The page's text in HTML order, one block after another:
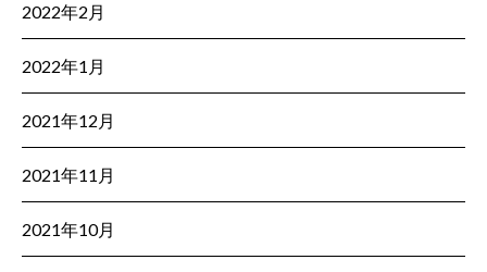
2022年2月
2022年1月
2021年12月
2021年11月
2021年10月